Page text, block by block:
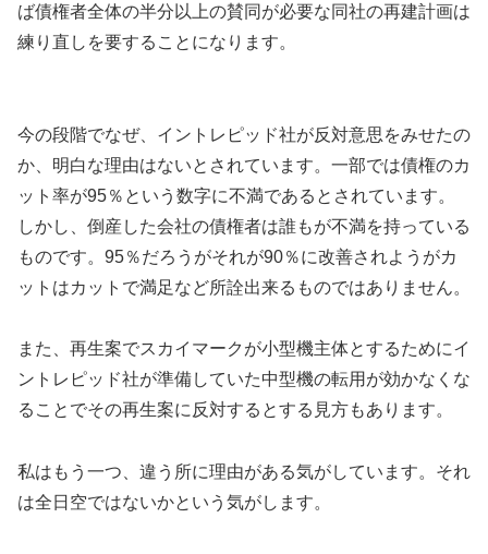
ば債権者全体の半分以上の賛同が必要な同社の再建計画は
練り直しを要することになります。
今の段階でなぜ、イントレピッド社が反対意思をみせたの
か、明白な理由はないとされています。一部では債権のカ
ット率が95％という数字に不満であるとされています。
しかし、倒産した会社の債権者は誰もが不満を持っている
ものです。95％だろうがそれが90％に改善されようがカ
ットはカットで満足など所詮出来るものではありません。
また、再生案でスカイマークが小型機主体とするためにイ
ントレピッド社が準備していた中型機の転用が効かなくな
ることでその再生案に反対するとする見方もあります。
私はもう一つ、違う所に理由がある気がしています。それ
は全日空ではないかという気がします。